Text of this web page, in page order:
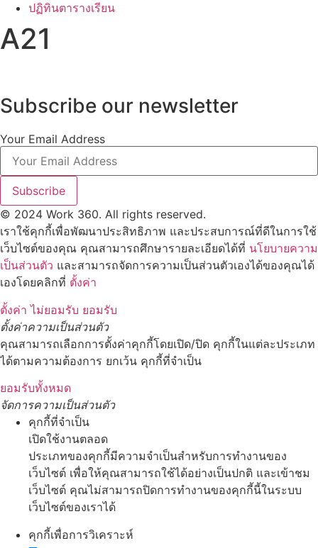
ปฏิทินตารางเรียน
A21
Subscribe our newsletter
Your Email Address
Subscribe
© 2024 Work 360. All rights reserved.
เราใช้คุกกี้เพื่อพัฒนาประสิทธิภาพ และประสบการณ์ที่ดีในการใช้
เว็บไซต์ของคุณ คุณสามารถศึกษารายละเอียดได้ที่ นโยบายความ
เป็นส่วนตัว และสามารถจัดการความเป็นส่วนตัวเองได้ของคุณได้
เองโดยคลิกที่ ตั้งค่า
ตั้งค่า ไม่ยอมรับ ยอมรับ
ตั้งค่าความเป็นส่วนตัว
คุณสามารถเลือกการตั้งค่าคุกกี้โดยเปิด/ปิด คุกกี้ในแต่ละประเภท
ได้ตามความต้องการ ยกเว้น คุกกี้ที่จำเป็น
ยอมรับทั้งหมด
จัดการความเป็นส่วนตัว
คุกกี้ที่จำเป็น
เปิดใช้งานตลอด
ประเภทของคุกกี้มีความจำเป็นสำหรับการทำงานของ
เว็บไซต์ เพื่อให้คุณสามารถใช้ได้อย่างเป็นปกติ และเข้าชม
เว็บไซต์ คุณไม่สามารถปิดการทำงานของคุกกี้นี้ในระบบ
เว็บไซต์ของเราได้
คุกกี้เพื่อการวิเคราะห์